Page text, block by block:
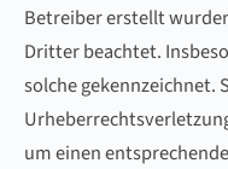
Betreiber erstellt
Dritter beachtet.
solche gekennzeichnet.
um einen